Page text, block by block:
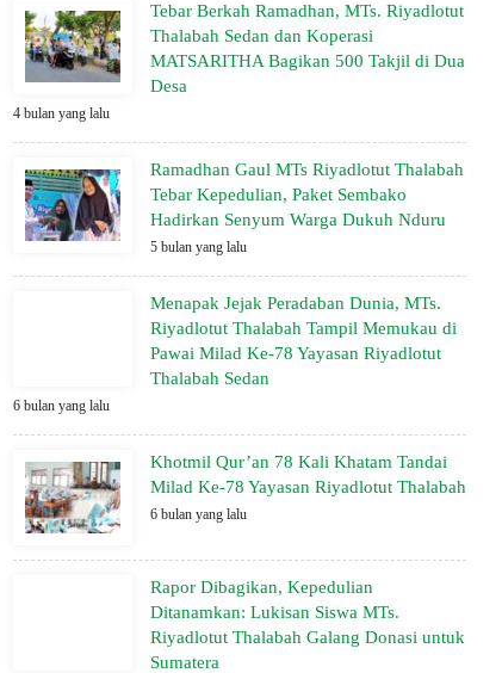
Tebar Berkah Ramadhan, MTs. Riyadlotut
Thalabah Sedan dan Koperasi
MATSARITHA Bagikan 500 Takjil di Dua
Desa
4 bulan yang lalu
Ramadhan Gaul MTs Riyadlotut Thalabah
Tebar Kepedulian, Paket Sembako
Hadirkan Senyum Warga Dukuh Nduru
5 bulan yang lalu
Menapak Jejak Peradaban Dunia, MTs.
Riyadlotut Thalabah Tampil Memukau di
Pawai Milad Ke-78 Yayasan Riyadlotut
Thalabah Sedan
6 bulan yang lalu
Khotmil Qur’an 78 Kali Khatam Tandai
Milad Ke-78 Yayasan Riyadlotut Thalabah
6 bulan yang lalu
Rapor Dibagikan, Kepedulian
Ditanamkan: Lukisan Siswa MTs.
Riyadlotut Thalabah Galang Donasi untuk
Sumatera